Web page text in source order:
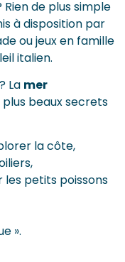
de plus simple
à disposition par
ou jeux en famille
italien.
? La mer
plus beaux secrets
la côte,
les petits poissons
».